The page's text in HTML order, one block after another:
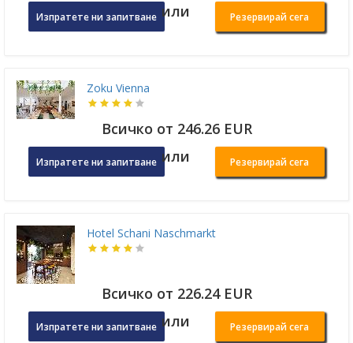
Изпратете ни запитване или Резервирай сега
Zoku Vienna
Всичко от 246.26 EUR
Изпратете ни запитване или Резервирай сега
Hotel Schani Naschmarkt
Всичко от 226.24 EUR
Изпратете ни запитване или Резервирай сега